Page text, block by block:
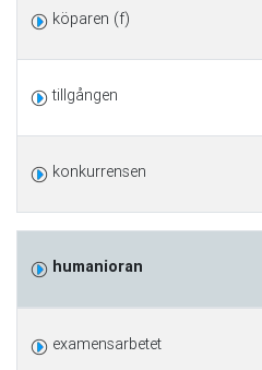
köparen (f)
tillgången
konkurrensen
humanioran
examensarbetet